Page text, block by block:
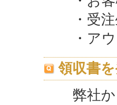
・受
・ア
領収書
弊社